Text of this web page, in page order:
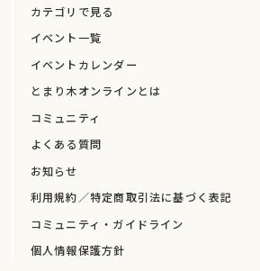
カテゴリで見る
イベント一覧
イベントカレンダー
とまり木オンラインとは
コミュニティ
よくある質問
お知らせ
利用規約／特定商取引法に基づく表記
コミュニティ・ガイドライン
個人情報保護方針